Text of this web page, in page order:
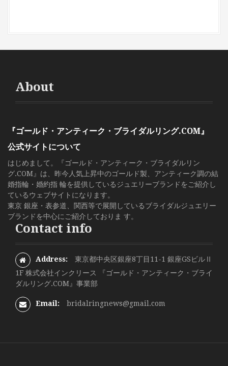
About
『ゴールド・アンティーク・ブライダルリング.COM』
公式サイトについて
はじめまして。『ゴールド・アンティーク・ブライダルリン
グ.COM』は、昨今人気上昇中のゴールド製、アンティーク調の結
婚指輪・婚約指 輪を提供しているジュエリーブランドをご紹介し
ているウェブサイトになります。
東京 銀座・表参道、関西等で展開しているブライダルジュエリー
ブランドを中心にご紹介しておりま す。
Contact info
Address:
東京都中央区銀座8丁目11-1 銀座GSビルⅡ
1F 株式会社インクリース 『ゴールド・アンティーク・ブライ
ダルリング.COM』事業部
Email: bridalringnews@gmail.com